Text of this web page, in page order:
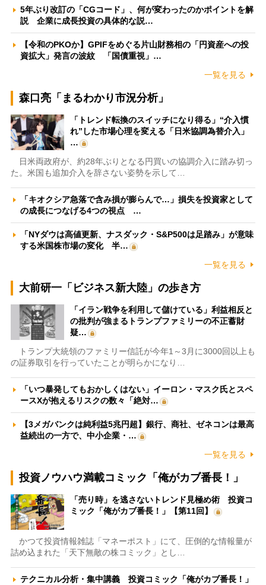
5年ぶり改訂の「CGコード」、何が変わったのかポイントを解
説 企業に成長投資の具体的な説…
【令和のPKOか】GPIFをめぐる片山財務相の「円資産への投
資拡大」発言の波紋 「国債重視」…
一覧を見る
森口亮「まるわかり市況分析」
「トレンド転換のスイッチになり得る」“介入慣
れ”した市場心理を変える「日米協調為替介入」
…
日米両政府が、約28年ぶりとなる円買いの協調介入に踏み切っ
た。米国も追加介入を辞さない姿勢を示して…
「キオクシア急落で含み損が膨らんで…」損失を投資家として
の成長につなげる4つの視点 …
「NYダウは高値更新、ナスダック・S&P500は足踏み」が意味
する米国株市場の変化 半…
一覧を見る
大前研一「ビジネス新大陸」の歩き方
「イラン戦争を利用して儲けている」利益相反と
の批判が強まるトランプファミリーの不正蓄財
疑…
トランプ大統領のファミリー信託が今年1～3月に3000回以上も
の証券取引を行っていたことが明らかになり…
「いつ暴発してもおかしくはない」イーロン・マスク氏とスペ
ースXが抱えるリスクの数々「絶対…
【3メガバンクは純利益5兆円超】銀行、商社、ゼネコンは最高
益続出の一方で、中小企業・…
一覧を見る
投資ノウハウ満載コミック「俺がカブ番長！」
「売り時」を逃さないトレンド見極め術 投資コ
ミック「俺がカブ番長！」【第11回】
かつて投資情報雑誌「マネーポスト」にて、圧倒的な情報量が
詰め込まれた「天下無敵の株コミック」とし…
テクニカル分析・集中講義 投資コミック「俺がカブ番長！」